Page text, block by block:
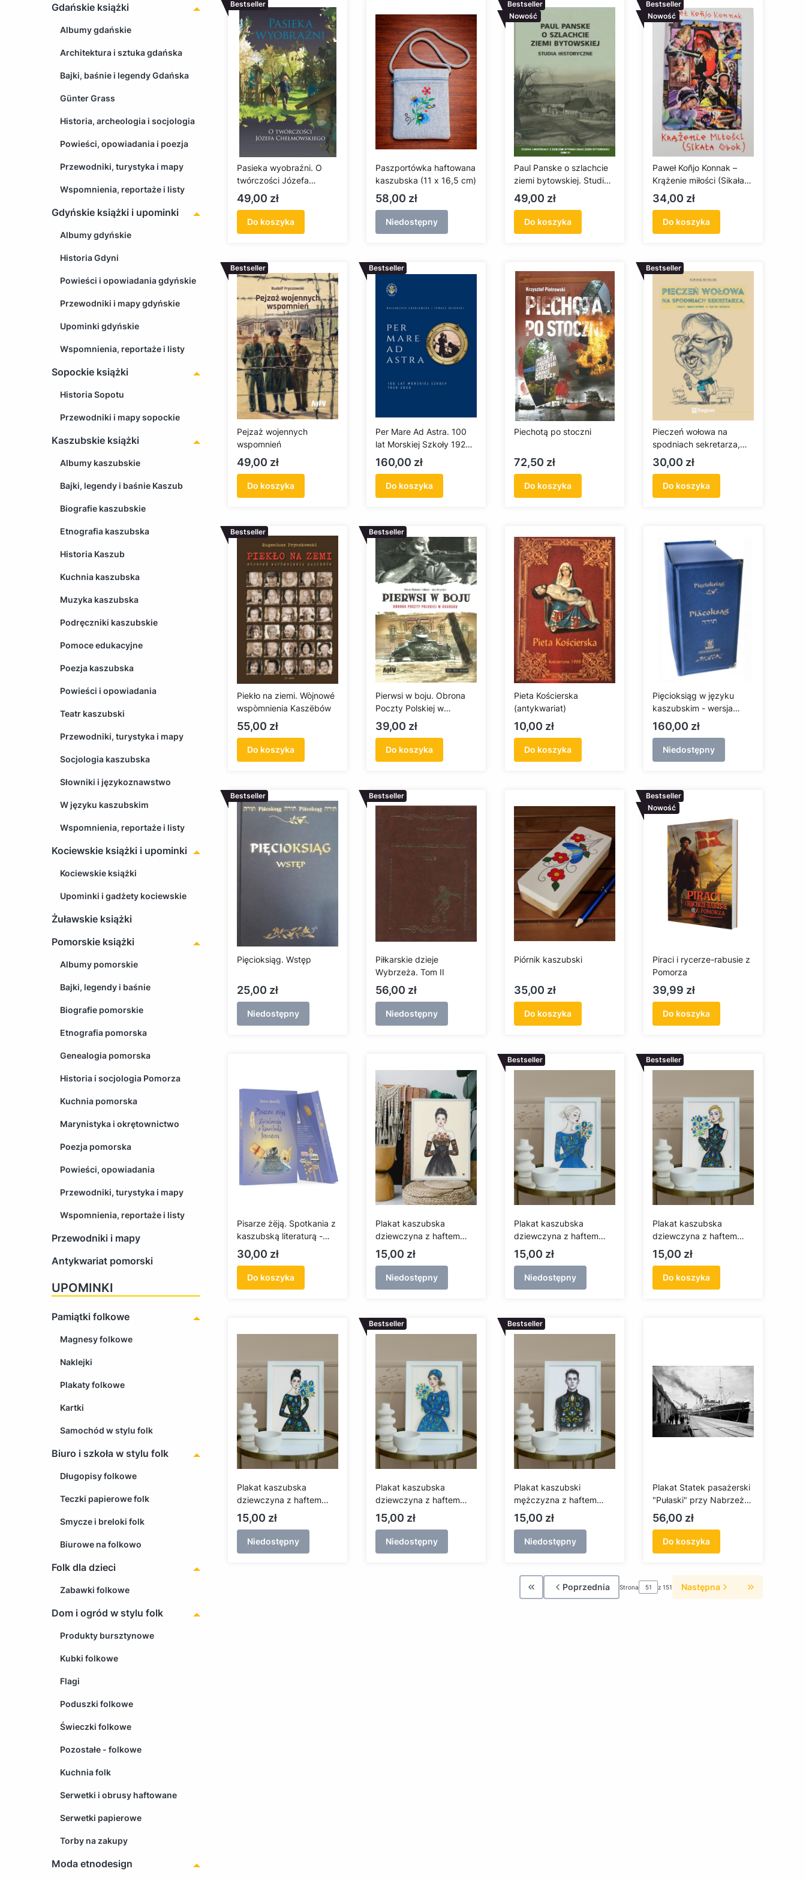
Gdańskie książki
Albumy gdańskie
Architektura i sztuka gdańska
Bajki, baśnie i legendy Gdańska
Günter Grass
Historia, archeologia i socjologia
Powieści, opowiadania i poezja
Przewodniki, turystyka i mapy
Wspomnienia, reportaże i listy
Gdyńskie książki i upominki
Albumy gdyńskie
Historia Gdyni
Powieści i opowiadania gdyńskie
Przewodniki i mapy gdyńskie
Upominki gdyńskie
Wspomnienia, reportaże i listy
Sopockie książki
Historia Sopotu
Przewodniki i mapy sopockie
Kaszubskie książki
Albumy kaszubskie
Bajki, legendy i baśnie Kaszub
Biografie kaszubskie
Etnografia kaszubska
Historia Kaszub
Kuchnia kaszubska
Muzyka kaszubska
Podręczniki kaszubskie
Pomoce edukacyjne
Poezja kaszubska
Powieści i opowiadania
Teatr kaszubski
Przewodniki, turystyka i mapy
Socjologia kaszubska
Słowniki i językoznawstwo
W języku kaszubskim
Wspomnienia, reportaże i listy
Kociewskie książki i upominki
Kociewskie książki
Upominki i gadżety kociewskie
Żuławskie książki
Pomorskie książki
Albumy pomorskie
Bajki, legendy i baśnie
Biografie pomorskie
Etnografia pomorska
Genealogia pomorska
Historia i socjologia Pomorza
Kuchnia pomorska
Marynistyka i okrętownictwo
Poezja pomorska
Powieści, opowiadania
Przewodniki, turystyka i mapy
Wspomnienia, reportaże i listy
Przewodniki i mapy
Antykwariat pomorski
UPOMINKI
Pamiątki folkowe
Magnesy folkowe
Naklejki
Plakaty folkowe
Kartki
Samochód w stylu folk
Biuro i szkoła w stylu folk
Długopisy folkowe
Teczki papierowe folk
Smycze i breloki folk
Biurowe na folkowo
Folk dla dzieci
Zabawki folkowe
Dom i ogród w stylu folk
Produkty bursztynowe
Kubki folkowe
Flagi
Poduszki folkowe
Świeczki folkowe
Pozostałe - folkowe
Kuchnia folk
Serwetki i obrusy haftowane
Serwetki papierowe
Torby na zakupy
Moda etnodesign
Bestseller
Pasieka wyobraźni. O
twórczości Józefa
Chełmowskiego
Cena
49,00 zł
Do koszyka
Paszportówka haftowana
kaszubska (11 x 16,5 cm)
Cena
58,00 zł
Niedostępny
Bestseller
Nowość
Paul Panske o szlachcie
ziemi bytowskiej. Studia
historyczne tom IV
Cena
49,00 zł
Do koszyka
Bestseller
Nowość
Paweł Koñjo Konnak –
Krążenie miłości (Sikała
obok)
Cena
34,00 zł
Do koszyka
Bestseller
Pejzaż wojennych
wspomnień
Cena
49,00 zł
Do koszyka
Bestseller
Per Mare Ad Astra. 100
lat Morskiej Szkoły 1920-
2020
Cena
160,00 zł
Do koszyka
Piechotą po stoczni
Cena
72,50 zł
Do koszyka
Bestseller
Pieczeń wołowa na
spodniach sekretarza,
czyli opowiastki z życia
wzięte
Cena
30,00 zł
Do koszyka
Bestseller
Piekło na ziemi. Wòjnowé
wspòmnienia Kaszëbów
Cena
55,00 zł
Do koszyka
Bestseller
Pierwsi w boju. Obrona
Poczty Polskiej w
Gdańsku (komiks)
Cena
39,00 zł
Do koszyka
Pieta Kościerska
(antykwariat)
Cena
10,00 zł
Do koszyka
Pięcioksiąg w języku
kaszubskim - wersja
ekskluzywna
Cena
160,00 zł
Niedostępny
Bestseller
Pięcioksiąg. Wstęp
Cena
25,00 zł
Niedostępny
Bestseller
Piłkarskie dzieje
Wybrzeża. Tom II
Cena
56,00 zł
Niedostępny
Piórnik kaszubski
Cena
35,00 zł
Do koszyka
Bestseller
Nowość
Piraci i rycerze-rabusie z
Pomorza
Cena
39,99 zł
Do koszyka
Pisarze żëją. Spotkania z
kaszubską literaturą -
Janusz Mamelski +CD
Cena
30,00 zł
Do koszyka
Plakat kaszubska
dziewczyna z haftem
borowiackim w sukience
(A3)
Cena
15,00 zł
Niedostępny
Bestseller
Plakat kaszubska
dziewczyna z haftem
żukowskim (A3)
Cena
15,00 zł
Niedostępny
Bestseller
Plakat kaszubska
dziewczyna z haftem
żukowskim w czarnej
sukience (A3)
Cena
15,00 zł
Do koszyka
Plakat kaszubska
dziewczyna z haftem
żukowskim w eleganckiej
sukience (A3)
Cena
15,00 zł
Niedostępny
Bestseller
Plakat kaszubska
dziewczyna z haftem
żukowskim w niebieskiej
sukience (A3)
Cena
15,00 zł
Niedostępny
Bestseller
Plakat kaszubski
mężczyzna z haftem
żukowskim (A3)
Cena
15,00 zł
Niedostępny
Plakat Statek pasażerski
"Pułaski" przy Nabrzeżu
Francuskim Portu
Gdyńskiego
Cena
56,00 zł
Do koszyka
Wróć do pierwszej strony z produktami
Poprzednia Strona z 151 Następna Przejdź do